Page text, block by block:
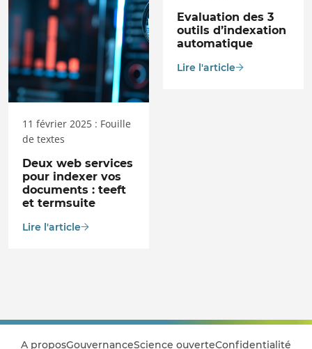
11 février 2025 : Fouille
de textes
Deux web services
pour indexer vos
documents : teeft
et termsuite
Lire l'article
Evaluation des 3
outils d’indexation
automatique
Lire l'article
A proposGouvernanceScience ouverteConfidentialité